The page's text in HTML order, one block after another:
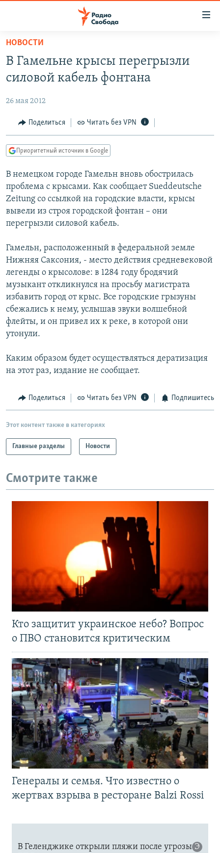
упрощенного
доступа
основному
Вернутся
главной
навигации
Вернутся
поиску
ЦИТАТЫ СВОБОДЫ
МНЕНИЯ
IDEL.РЕАЛИИ
КАВКАЗ.РЕАЛИИ
СЕВЕР.РЕАЛИИ
СИБИРЬ.РЕАЛИИ
РАСПИСАНИЕ ВЕЩАНИЯ
ПОДПИШИТЕСЬ НА РАССЫЛКУ
СОЦИАЛЬНЫЕ СЕТИ
Все сайты РСЕ/РС
НОВОСТИ
В Гамельне крысы перегрызли
силовой кабель фонтана
26 мая 2012
Поделиться Читать без VPN
Приоритетный источник в Google
В немецком городе Гамельн вновь обострилась
проблема с крысами. Как сообщает Sueddeutsche
Zeitung со ссылкой на городские власти, крысы
вывели из строя городской фонтан – они
перегрызли силовой кабель.
Гамельн, расположенный в федеральной земле
Нижняя Саксония, - место действия средневековой
легенды о крысолове: в 1284 году бродячий
музыкант откликнулся на просьбу магистрата
избавить город от крыс. Все городские грызуны
сбежались к нему, услышав звуки волшебной
флейты, и он привел их к реке, в которой они
утонули.
Каким образом будет осуществляться дератизация
на этот раз, издание не сообщает.
Поделиться Читать без VPN Подпишитесь
Этот контент также в категориях
Главные разделы Новости
Смотрите также
Кто защитит украинское небо? Вопрос
о ПВО становится критическим
Генералы и семья. Что известно о
жертвах взрыва в ресторане Balzi Rossi